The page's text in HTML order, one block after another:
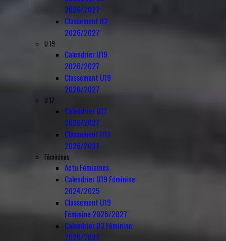
2026/2027
Classement N2
2026/2027
U 19
Calendrier U19
2026/2027
Classement U19
2026/2027
U 17
Calendrier U17
2026/2027
Classement U17
2026/2027
Féminines
Actu Féminines
Calendrier U19 Féminine
2024/2025
Classement U19
Féminine 2026/2027
Calendrier D3 Féminine
2026/2027